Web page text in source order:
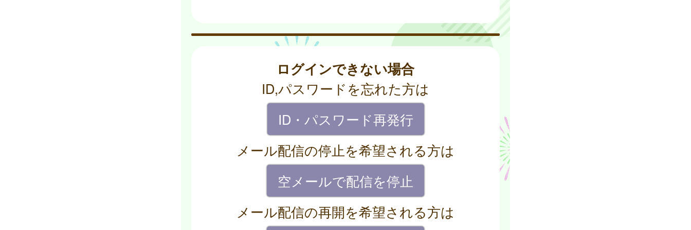
ログインできない場合
ID,パスワードを忘れた方は
ID・パスワード再発行
メール配信の停止を希望される方は
空メールで配信を停止
メール配信の再開を希望される方は